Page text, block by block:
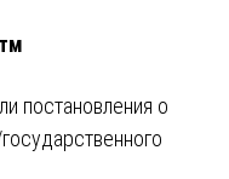
постановления о